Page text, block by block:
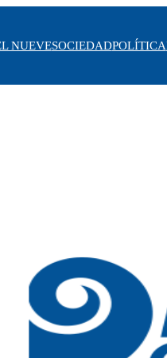
NUEVESOCIEDADPOLÍTICA